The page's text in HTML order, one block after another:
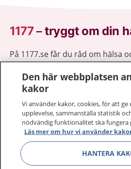
1177–tryggt om din
På 1177.se får du råd om hälsa
sjukdomar och vilka
Logga in för att läsa din journal
vårdärenden. Ring
sjukvårdsrådgivning dygnet runt.
1177 ger dig råd när du vill må
Den här webbplatsen
kakor
Vi använder kakor, cookies, för att
upplevelse, sammanställa statistik
nödvändig funktionalitet ska fungera
Läs mer om hur vi använder
HANTERA